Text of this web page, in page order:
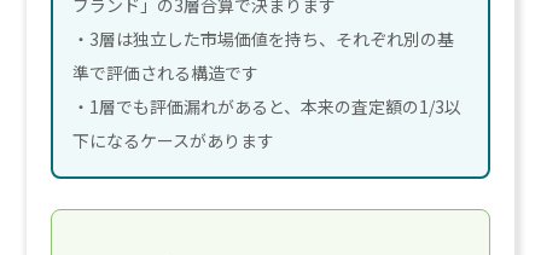
ブランド」の3層合算で決まります
・3層は独立した市場価値を持ち、それぞれ別の基
準で評価される構造です
・1層でも評価漏れがあると、本来の査定額の1/3以
下になるケースがあります